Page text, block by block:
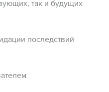
так и будущих
последствий